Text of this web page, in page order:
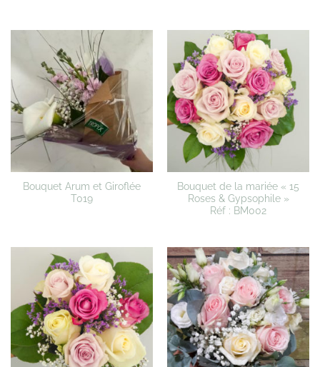
Bouquet Arum et Giroflée
T019
Bouquet de la mariée « 15
Roses & Gypsophile »
Réf : BM002